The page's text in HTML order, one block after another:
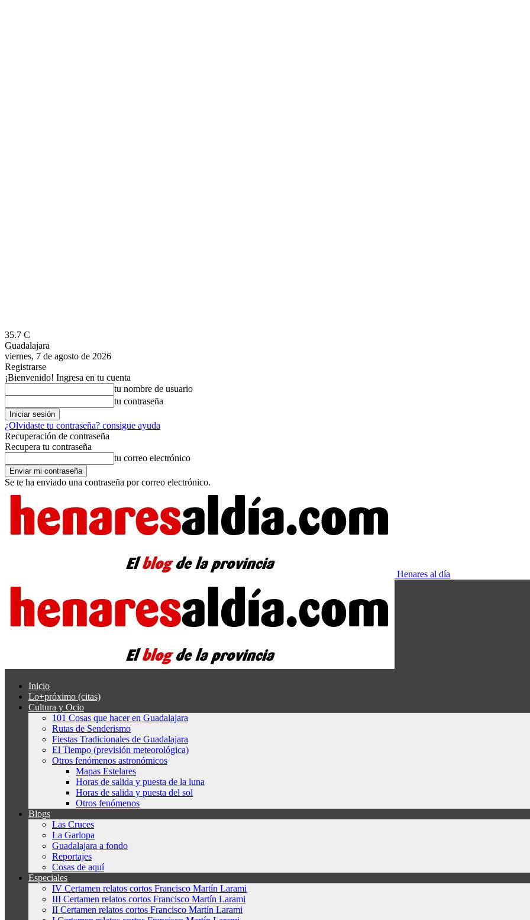
35.7 C
Guadalajara
viernes, 7 de agosto de 2026
Registrarse
¡Bienvenido! Ingresa en tu cuenta
tu nombre de usuario
tu contraseña
¿Olvidaste tu contraseña? consigue ayuda
Recuperación de contraseña
Recupera tu contraseña
tu correo electrónico
Se te ha enviado una contraseña por correo electrónico.
Henares al día
Inicio
Lo+próximo (citas)
Cultura y Ocio
101 Cosas que hacer en Guadalajara
Rutas de Senderismo
Fiestas Tradicionales de Guadalajara
El Tiempo (previsión meteorológica)
Otros fenómenos astronómicos
Mapas Estelares
Horas de salida y puesta de la luna
Horas de salida y puesta del sol
Otros fenómenos
Blogs
Las Cruces
La Garlopa
Guadalajara a fondo
Reportajes
Cosas de aquí
Especiales
IV Certamen relatos cortos Francisco Martín Larami
III Certamen relatos cortos Francisco Martín Larami
II Certamen relatos cortos Francisco Martín Larami